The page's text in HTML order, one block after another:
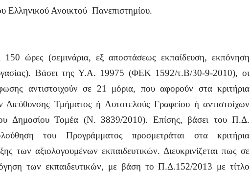
Ελληνικού Ανοικτού Πανεπιστημίου.
ώρες (σεμινάρια, εξ αποστάσεως εκπαίδευση, εκπόνηση
Βάσει της Υ.Α. 19975 (ΦΕΚ 1592/τ.Β/30-9-2010), οι
αντιστοιχούν σε 21 μόρια, που αφορούν στα κριτήρια
Διεύθυνσης Τμήματος ή Αυτοτελούς Γραφείου ή αντιστοίχων
Δημοσίου Τομέα (Ν. 3839/2010). Επίσης, βάσει του Π.Δ.
του Προγράμματος προσμετράται στα κριτήρια
των αξιολογουμένων εκπαιδευτικών. Διευκρινίζεται πως σε
των εκπαιδευτικών, με βάση το Π.Δ.152/2013 με τίτλο